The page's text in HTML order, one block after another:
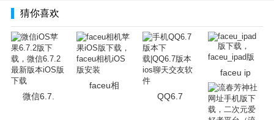
不管是看过以上内容的老朋友还是有缘的新朋友，让咱先吼
一句：神社终于又回来啦。
猜你喜欢
微信6.7.
faceu相
QQ6.7
faceu ip